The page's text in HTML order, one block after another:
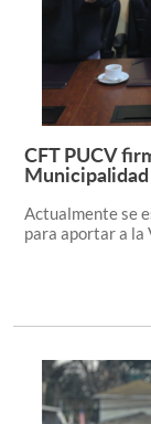
CFT PUCV
Actualmente se
para aportar a la